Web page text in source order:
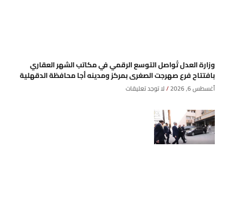
وزارة العدل تُواصل التوسع الرقمي في مكاتب الشهر العقاري
بافتتاح فرع صهرجت الصغرى بمركز ومدينه أجا محافظة الدقهلية
أغسطس 6, 2026 لا توجد تعليقات